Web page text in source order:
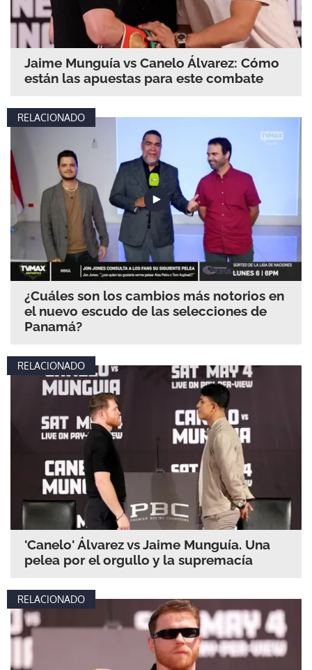
Jaime Munguía vs Canelo Álvarez: Cómo
están las apuestas para este combate
RELACIONADO
¿Cuáles son los cambios más notorios en
el nuevo escudo de las selecciones de
Panamá?
RELACIONADO
'Canelo' Álvarez vs Jaime Munguía. Una
pelea por el orgullo y la supremacía
RELACIONADO